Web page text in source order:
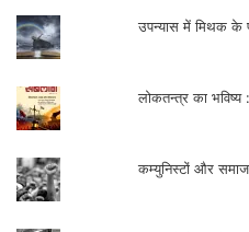
उपन्यास में मिथक के
लोकतन्त्र का भविष्य
कम्युनिस्टों और